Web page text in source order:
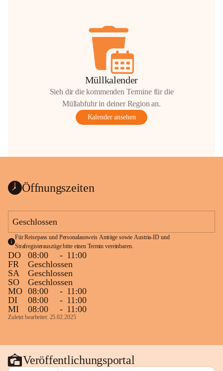
Müllkalender
Sieh dir die kommenden Termine für die
Müllabfuhr in deiner Region an.
Kalender ansehen
Öffnungszeiten
Geschlossen
Für Reisepass und Personalausweis Anträge sowie Austria-ID und
Strafregisterauszüge bitte einen Termin vereinbaren.
DO 08:00 - 11:00
FR
Geschlossen
SA
Geschlossen
SO
Geschlossen
MO 08:00 - 11:00
DI
08:00 - 11:00
MI
08:00 - 11:00
Zuletzt bearbeitet: 25.02.2025
Veröffentlichungsportal